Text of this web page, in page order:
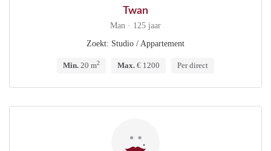
Twan
Man · 125 jaar
Zoekt: Studio / Appartement
Min. 20 m2 Max. € 1200 Per direct